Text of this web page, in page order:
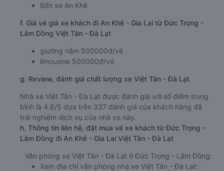
Bến xe An Khê
f. Giá vé giá xe khách đi An Khê - Gia Lai từ Đức Trọng -
Lâm Đồng Việt Tân - Đà Lạt
giường nằm 500000đ/vé
limousine 500000đ/vé
g. Review, đánh giá chất lượng xe Việt Tân - Đà Lạt
Nhà xe Việt Tân - Đà Lạt được đánh giá với số điểm trung
bình là 4.6/5 dựa trên 337 đánh giá của khách hàng đã
trải nghiệm dịch vụ của nhà xe này.
h. Thông tin liên hệ, đặt mua vé xe khách từ Đức Trọng -
Lâm Đồng đi An Khê - Gia Lai Việt Tân - Đà Lạt
Văn phòng xe Việt Tân - Đà Lạt ở Đức Trọng - Lâm Đồng:
Xem địa chỉ văn phòng nhà xe Việt Tân - Đà Lạt: